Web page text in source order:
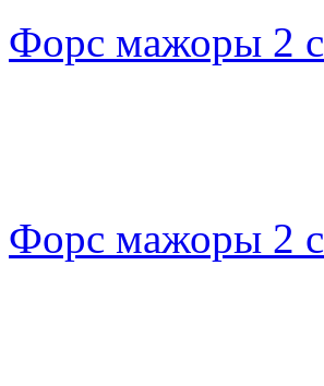
Форс мажоры 2
Форс мажоры 2